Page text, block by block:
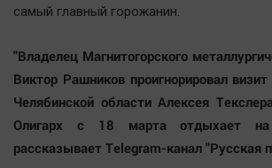
самый главный горожанин.
"Владелец Магнитогорского
Виктор Рашников проигнорировал
Челябинской области Алексея
Олигарх с 18 марта отдыхает
рассказывает Telegram-канал "Русская